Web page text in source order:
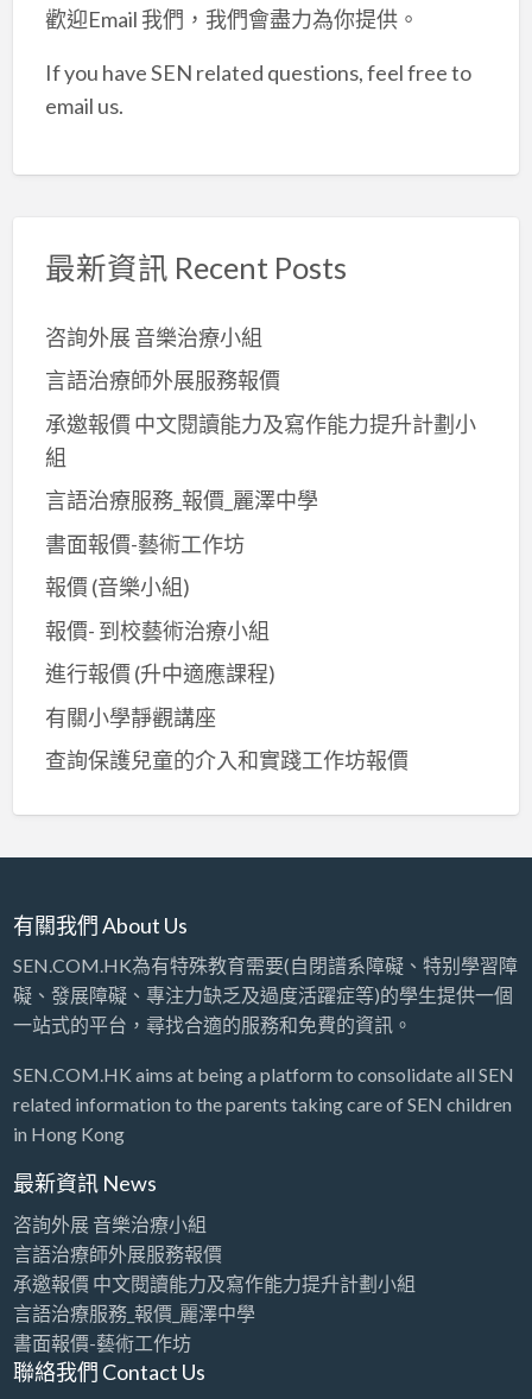
歡迎Email 我們，我們會盡力為你提供。
If you have SEN related questions, feel free to
email us.
最新資訊 Recent Posts
咨詢外展 音樂治療小組
言語治療師外展服務報價
承邀報價 中文閱讀能力及寫作能力提升計劃小
組
言語治療服務_報價_麗澤中學
書面報價-藝術工作坊
報價 (音樂小組)
報價- 到校藝術治療小組
進行報價 (升中適應課程)
有關小學靜觀講座
查詢保護兒童的介入和實踐工作坊報價
有關我們 About Us
SEN.COM.HK為有特殊教育需要(自閉譜系障礙、特别學習障
礙、發展障礙、專注力缺乏及過度活躍症等)的學生提供一個
一站式的平台，尋找合適的服務和免費的資訊。
SEN.COM.HK aims at being a platform to consolidate all SEN
related information to the parents taking care of SEN children
in Hong Kong
最新資訊 News
咨詢外展 音樂治療小組
言語治療師外展服務報價
承邀報價 中文閱讀能力及寫作能力提升計劃小組
言語治療服務_報價_麗澤中學
書面報價-藝術工作坊
聯絡我們 Contact Us